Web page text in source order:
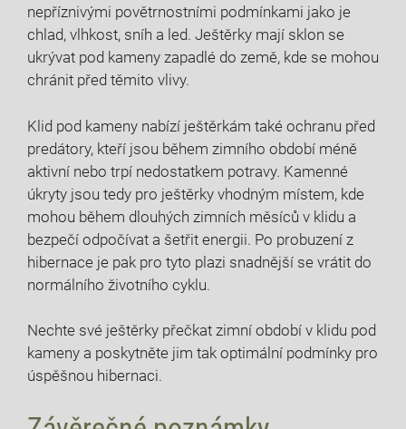
nepříznivými povětrnostními podmínkami jako je
chlad, vlhkost, sníh a led. Ještěrky mají sklon se
ukrývat pod kameny zapadlé do země, kde se mohou
chránit před těmito vlivy.
Klid pod kameny nabízí ještěrkám také ochranu před
predátory, kteří jsou během zimního období méně
aktivní nebo trpí nedostatkem potravy. Kamenné
úkryty jsou tedy pro ještěrky vhodným místem, kde
mohou během dlouhých zimních měsíců v klidu a
bezpečí odpočívat a šetřit energii. Po probuzení z
hibernace je pak pro tyto plazi snadnější se vrátit do
normálního životního cyklu.
Nechte své ještěrky přečkat zimní období v klidu pod
kameny a poskytněte jim tak optimální podmínky pro
úspěšnou hibernaci.